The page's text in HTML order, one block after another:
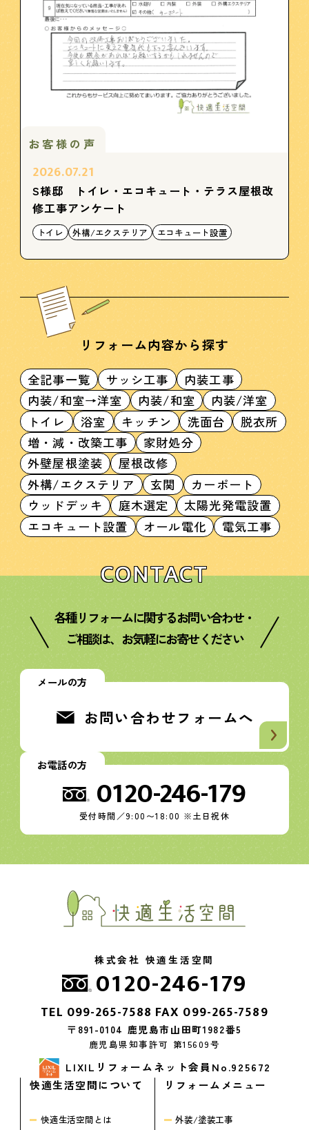
お客様の声
2026.07.21
S様邸 トイレ・エコキュート・テラス屋根改
修工事アンケート
トイレ 外構/エクステリア エコキュート設置
リフォーム内容から探す
全記事一覧 サッシ工事
内装工事
内装/和室→洋室
内装/和室
内装/洋室
トイレ
浴室 キッチン 洗面台
脱衣所
増・減・改築工事
家財処分
外壁屋根塗装
屋根改修
外構/エクステリア
玄関
カーポート
ウッドデッキ
庭木選定
太陽光発電設置
エコキュート設置
オール電化 電気工事
CONTACT
各種リフォームに関するお問い合わせ・
ご相談は、お気軽にお寄せください
メールの方
お問い合わせフォームへ
お電話の方
0120-246-179
受付時間／9:00〜18:00 ※土日祝休
株式会社 快適生活空間
0120-246-179
TEL 099-265-7588 FAX 099-265-7589
〒891-0104 鹿児島市山田町1982番5
鹿児島県知事許可 第15609号
LIXILリフォームネット会員No.925672
快適生活空間について
快適生活空間とは
リフォームメニュー
外装/塗装工事